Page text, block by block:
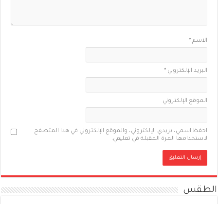
الاسم*
البريد الإلكتروني*
الموقع الإلكتروني
احفظ اسمي، بريدي الإلكتروني، والموقع الإلكتروني في هذا المتصفح
لاستخدامها المرة المقبلة في تعليقي.
الطقس